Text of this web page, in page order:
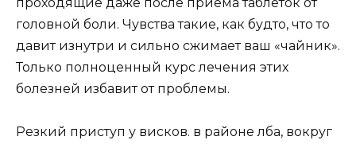
головной боли. Чувства такие, как будто, что то
давит изнутри и сильно сжимает ваш «чайник».
Только полноценный курс лечения этих
болезней избавит от проблемы.
Резкий приступ у висков. в районе лба, вокруг